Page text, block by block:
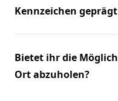
Kennzeichen
Bietet ihr die
Ort abzuholen?